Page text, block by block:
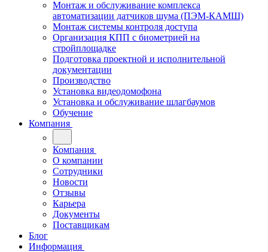
Монтаж и обслуживание комплекса
автоматизации датчиков шума (ПЭМ-КАМШ)
Монтаж системы контроля доступа
Организация КПП с биометрией на
стройплощадке
Подготовка проектной и исполнительной
документации
Производство
Установка видеодомофона
Установка и обслуживание шлагбаумов
Обучение
Компания
Компания
О компании
Сотрудники
Новости
Отзывы
Карьера
Документы
Поставщикам
Блог
Информация